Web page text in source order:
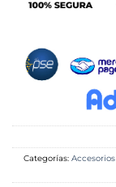
Categorías: